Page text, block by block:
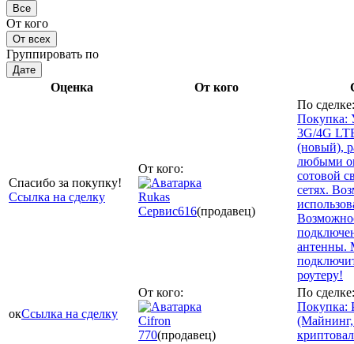
Все
От кого
От всех
Группировать по
Дате
Оценка От кого
Спасибо за покупку!
Ссылка на сделку
От кого:
Rukas
Сервис616(продавец)
По сделке:
Покупка:
3G/4G
(новый),
любыми
сотовой
сетях.
антенны.
роутеру!
окСсылка на сделку
От кого:
Cifron
770(продавец)
По сделке:
Покупка: